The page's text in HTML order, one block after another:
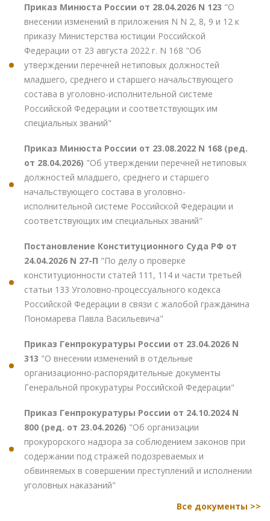
Приказ Минюста России от 28.04.2026 N 123 "О
внесении изменений в приложения N N 2, 8, 9 и 12 к
приказу Министерства юстиции Российской
Федерации от 23 августа 2022 г. N 168 "Об
утверждении перечней нетиповых должностей
младшего, среднего и старшего начальствующего
состава в уголовно-исполнительной системе
Российской Федерации и соответствующих им
специальных званий"
Приказ Минюста России от 23.08.2022 N 168 (ред.
от 28.04.2026) "Об утверждении перечней нетиповых
должностей младшего, среднего и старшего
начальствующего состава в уголовно-
исполнительной системе Российской Федерации и
соответствующих им специальных званий"
Постановление Конституционного Суда РФ от
24.04.2026 N 27-П "По делу о проверке
конституционности статей 111, 114 и части третьей
статьи 133 Уголовно-процессуального кодекса
Российской Федерации в связи с жалобой гражданина
Пономарева Павла Васильевича"
Приказ Генпрокуратуры России от 23.04.2026 N
313 "О внесении изменений в отдельные
организационно-распорядительные документы
Генеральной прокуратуры Российской Федерации"
Приказ Генпрокуратуры России от 24.10.2024 N
800 (ред. от 23.04.2026) "Об организации
прокурорского надзора за соблюдением законов при
содержании под стражей подозреваемых и
обвиняемых в совершении преступлений и исполнении
уголовных наказаний"
Все документы >>